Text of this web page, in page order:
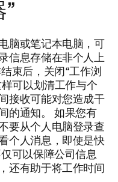
”
脑或笔记本电脑，可
信息存储在非个人上
束后，关闭“工作浏
可以划清工作与个
接收可能对您造成干
的通知。 如果您有
要从个人电脑登录查
个人消息，即使是快
可以保障公司信息
还有助于将工作时间